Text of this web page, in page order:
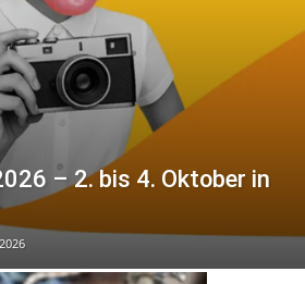
– 2. bis 4. Oktober in